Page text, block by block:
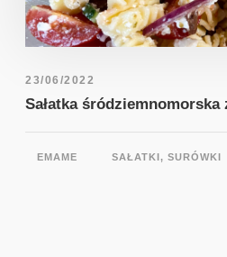
23/06/2022
Sałatka śródziemnomorska
EMAME SAŁATKI, SURÓWKI